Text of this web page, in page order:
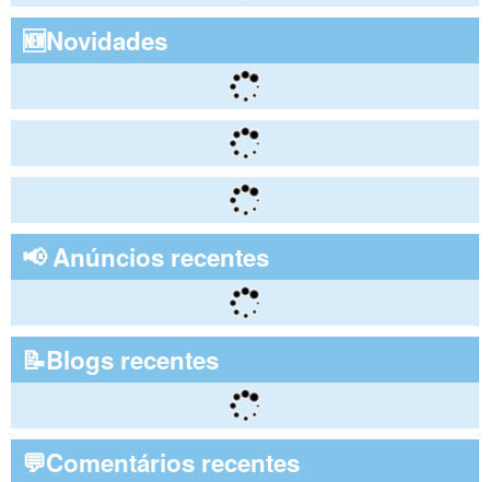
🆕Novidades
📢 Anúncios recentes
📝Blogs recentes
💬Comentários recentes